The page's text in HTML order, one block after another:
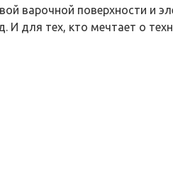
варочной поверхности и
для тех, кто мечтает о